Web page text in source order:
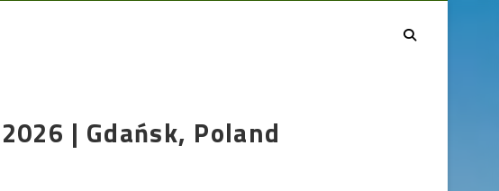
| Gdańsk, Poland